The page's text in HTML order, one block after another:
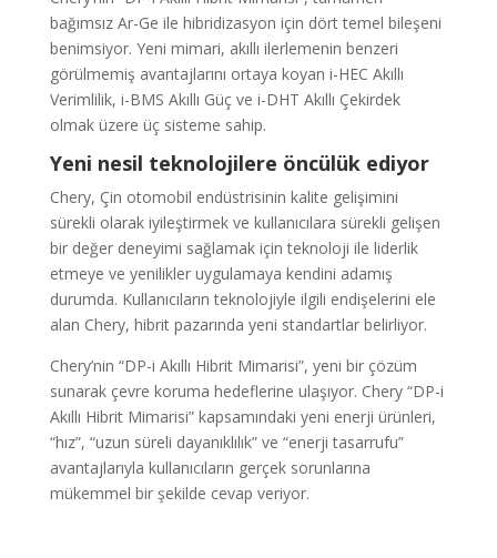
bağımsız Ar-Ge ile hibridizasyon için dört temel bileşeni
benimsiyor. Yeni mimari, akıllı ilerlemenin benzeri
görülmemiş avantajlarını ortaya koyan i-HEC Akıllı
Verimlilik, i-BMS Akıllı Güç ve i-DHT Akıllı Çekirdek
olmak üzere üç sisteme sahip.
Yeni nesil teknolojilere öncülük ediyor
Chery, Çin otomobil endüstrisinin kalite gelişimini
sürekli olarak iyileştirmek ve kullanıcılara sürekli gelişen
bir değer deneyimi sağlamak için teknoloji ile liderlik
etmeye ve yenilikler uygulamaya kendini adamış
durumda. Kullanıcıların teknolojiyle ilgili endişelerini ele
alan Chery, hibrit pazarında yeni standartlar belirliyor.
Chery’nin “DP-i Akıllı Hibrit Mimarisi”, yeni bir çözüm
sunarak çevre koruma hedeflerine ulaşıyor. Chery “DP-i
Akıllı Hibrit Mimarisi” kapsamındaki yeni enerji ürünleri,
“hız”, “uzun süreli dayanıklılık” ve “enerji tasarrufu”
avantajlarıyla kullanıcıların gerçek sorunlarına
mükemmel bir şekilde cevap veriyor.